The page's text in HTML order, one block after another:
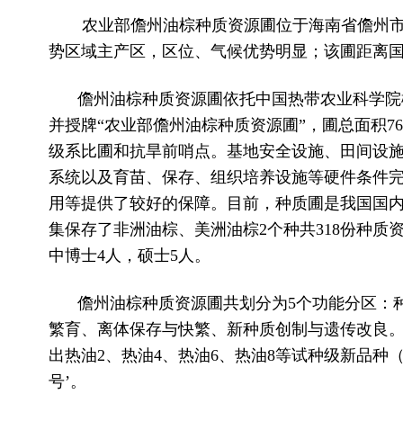
农业部儋州油棕种质资源圃位于海南省儋州
势区域主产区，区位、气候优势明显；该圃距离
儋州油棕种质资源圃依托中国热带农业科学
并授牌“农业部儋州油棕种质资源圃”，圃总面积
级系比圃和抗旱前哨点。基地安全设施、田间设
系统以及育苗、保存、组织培养设施等硬件条件
用等提供了较好的保障。目前，种质圃是我国国
集保存了非洲油棕、美洲油棕2个种共318份种质
中博士4人，硕士5人。
儋州油棕种质资源圃共划分为5个功能分区
繁育、离体保存与快繁、新种质创制与遗传改良
出热油2、热油4、热油6、热油8等试种级新品种
号’。